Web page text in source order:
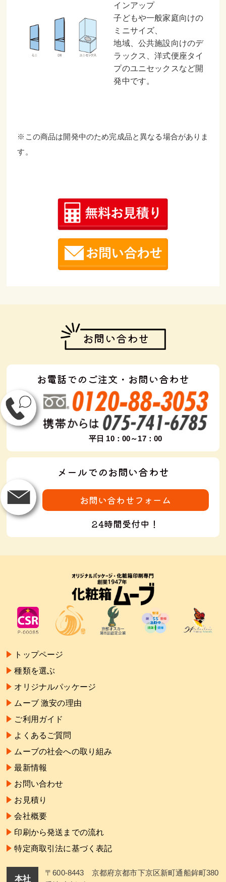
インアップ
子どもや一般家庭向けの
ミニサイズ、
地域、公共施設向けのデ
ラックス、洋式便座タイ
プのユニセックスなど開
発中です。
※この商品は開発中のため完成品と異なる場合がありま
す。
お問い合わせ
お電話でのご注文・お問い合わせ
平日 10：00～17：00
メールでのお問い合わせ
お問い合わせフォーム
24時間受付中！
トップページ
種類を選ぶ
オリジナルパッケージ
ムーブ 激安の理由
ご利用ガイド
よくあるご質問
ムーブの社会への取り組み
最新情報
お問い合わせ
お見積り
会社概要
印刷から発送までの流れ
特定商取引法に基づく表記
本社
〒600-8443 京都府京都市下京区新町通船鉾町380